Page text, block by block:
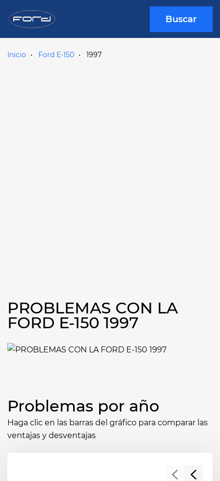
Buscar
Inicio Ford E-150 1997
PROBLEMAS CON LA
FORD E-150 1997
Problemas por año
Haga clic en las barras del gráfico para comparar las
ventajas y desventajas